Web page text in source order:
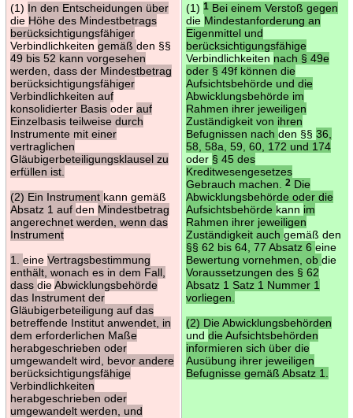
(1) In den Entscheidungen über
die Höhe des Mindestbetrags
berücksichtigungsfähiger
Verbindlichkeiten gemäß den §§
49 bis 52 kann vorgesehen
werden, dass der Mindestbetrag
berücksichtigungsfähiger
Verbindlichkeiten auf
konsolidierter Basis oder auf
Einzelbasis teilweise durch
Instrumente mit einer
vertraglichen
Gläubigerbeteiligungsklausel zu
erfüllen ist.
(2) Ein Instrument kann gemäß
Absatz 1 auf den Mindestbetrag
angerechnet werden, wenn das
Instrument
1. eine Vertragsbestimmung
enthält, wonach es in dem Fall,
dass dieAbwicklungsbehörde
das Instrument der
Gläubigerbeteiligung auf das
betreffende Institut anwendet, in
dem erforderlichen Maße
herabgeschrieben oder
umgewandelt wird, bevor andere
berücksichtigungsfähige
Verbindlichkeiten
herabgeschrieben oder
umgewandelt werden, und
(1) 1Bei einem Verstoß gegen
die Mindestanforderung an
Eigenmittel und
berücksichtigungsfähige
Verbindlichkeiten nach § 49e
oder § 49f können die
Aufsichtsbehörde und die
Abwicklungsbehörde im
Rahmen ihrer jeweiligen
Zuständigkeit von ihren
Befugnissen nach den §§ 36,
58, 58a, 59, 60, 172 und 174
oder § 45 des
Kreditwesengesetzes
Gebrauch machen.
2Die
Abwicklungsbehörde oder die
Aufsichtsbehörde kann im
Rahmen ihrer jeweiligen
Zuständigkeit auch gemäß den
§§ 62 bis 64, 77 Absatz 6 eine
Bewertung vornehmen, ob die
Voraussetzungen des § 62
Absatz 1 Satz 1 Nummer 1
vorliegen.
(2) Die Abwicklungsbehörden
und die Aufsichtsbehörden
informieren sich über die
Ausübung ihrer jeweiligen
Befugnisse gemäß Absatz 1.